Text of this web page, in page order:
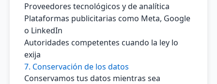
Proveedores tecnológicos y de analítica
Plataformas publicitarias como Meta, Google
o LinkedIn
Autoridades competentes cuando la ley lo
exija
7. Conservación de los datos
Conservamos tus datos mientras sea